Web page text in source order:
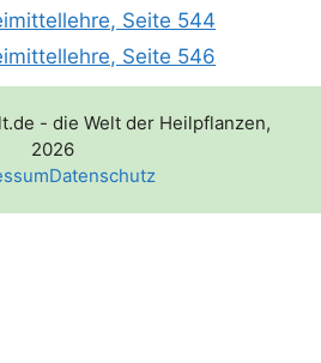
Seite 544
Seite 546
- die Welt der Heilpflanzen,
2026
Datenschutz